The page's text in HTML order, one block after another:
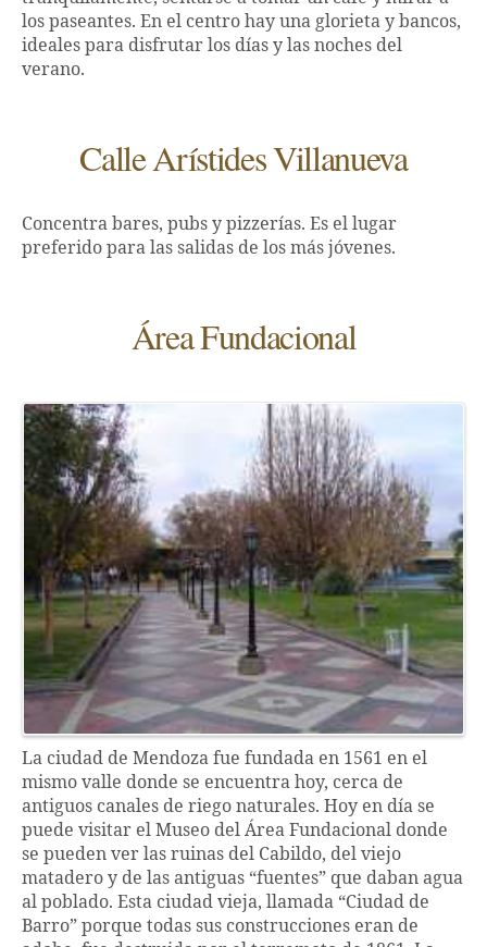
los paseantes. En el centro hay una glorieta y bancos,
ideales para disfrutar los días y las noches del
verano.
Calle Arístides Villanueva
Concentra bares, pubs y pizzerías. Es el lugar
preferido para las salidas de los más jóvenes.
Área Fundacional
La ciudad de Mendoza fue fundada en 1561 en el
mismo valle donde se encuentra hoy, cerca de
antiguos canales de riego naturales. Hoy en día se
puede visitar el Museo del Área Fundacional donde
se pueden ver las ruinas del Cabildo, del viejo
matadero y de las antiguas “fuentes” que daban agua
al poblado. Esta ciudad vieja, llamada “Ciudad de
Barro” porque todas sus construcciones eran de